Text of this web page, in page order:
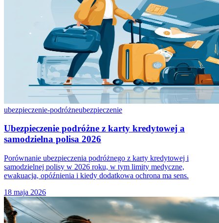
ubezpieczenie-podróżneubezpieczenie
Ubezpieczenie podróżne z karty kredytowej a
samodzielna polisa 2026
Porównanie ubezpieczenia podróżnego z karty kredytowej i
samodzielnej polisy w 2026 roku, w tym limity medyczne,
ewakuacja, opóźnienia i kiedy dodatkowa ochrona ma sens.
18 maja 2026